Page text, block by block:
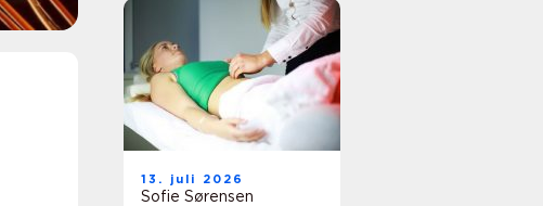
13. juli 2026
Sofie Sørensen